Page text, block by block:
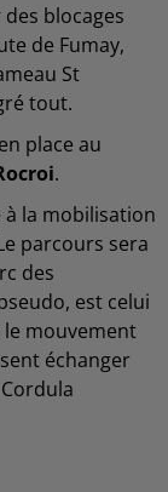
blocages
de Fumay,
St
tout.
place au
.
la mobilisation
parcours sera
des
est celui
le mouvement
échanger